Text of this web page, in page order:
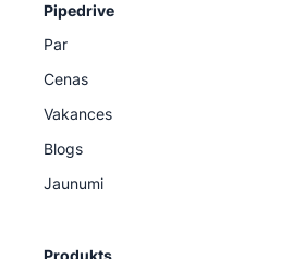
Pipedrive
Par
Cenas
Vakances
Blogs
Jaunumi
Produkts